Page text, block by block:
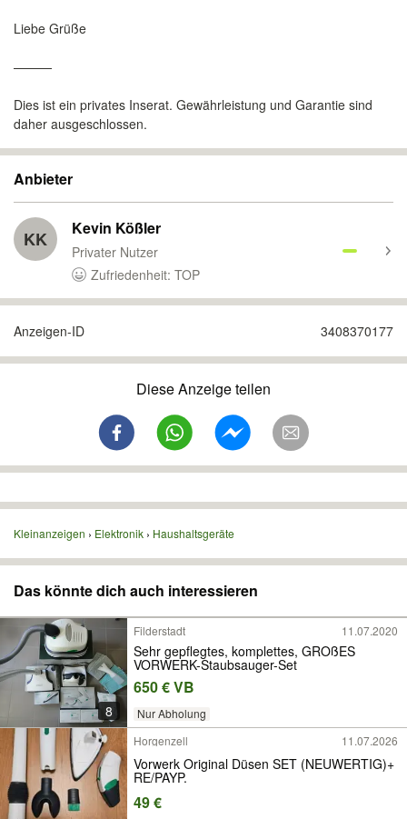
Liebe Grüße
———
Dies ist ein privates Inserat. Gewährleistung und Garantie sind
daher ausgeschlossen.
Anbieter
KK Kevin Kößler
Privater Nutzer
Zufriedenheit: TOP
Anzeigen-ID 3408370177
Diese Anzeige teilen
Kleinanzeigen Elektronik Haushaltsgeräte
Das könnte dich auch interessieren
8
Filderstadt 11.07.2020
Sehr gepflegtes, komplettes, GROßES
VORWERK-Staubsauger-Set
650 € VB
Nur Abholung
Horgenzell 11.07.2026
Vorwerk Original Düsen SET (NEUWERTIG)+
RE/PAYP.
49 €